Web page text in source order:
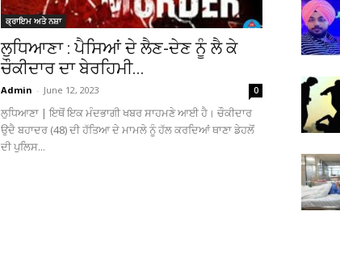
ਕ੍ਰਾਇਮ ਅਤੇ ਨਸ਼ਾ
ਲੁਧਿਆਣਾ : ਪੈਸਿਆਂ ਦੇ ਲੈਣ-ਦੇਣ ਨੂੰ ਲੈ ਕੇ
ਚੌਕੀਦਾਰ ਦਾ ਬੇਰਹਿਮੀ...
Admin - June 12, 2023 0
ਲੁਧਿਆਣਾ | ਇਥੋਂ ਇਕ ਮੰਦਭਾਗੀ ਖਬਰ ਸਾਹਮਣੇ ਆਈ ਹੈ। ਚੌਕੀਦਾਰ
ਉਦੈ ਬਹਾਦਰ (48) ਦੀ ਹੱਤਿਆ ਦੇ ਮਾਮਲੇ ਨੂੰ ਹੱਲ ਕਰਦਿਆਂ ਥਾਣਾ ਡੇਹਲੋਂ
ਦੀ ਪੁਲਿਸ...